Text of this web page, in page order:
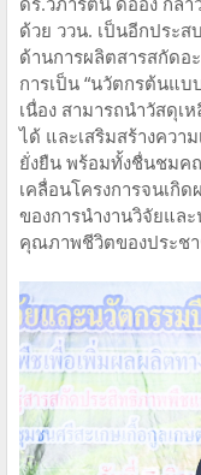
ด้วย ววน. เป็นอีกประส
ด้านการผลิตสารสกัดอ
การเป็น “นวัตกรต้นแ
เนื่อง สามารถนำวัสดุเ
ได้ และเสริมสร้างควา
ยั่งยืน พร้อมทั้งชื่นชมค
เคลื่อนโครงการจนเกิ
ของการนำงานวิจัยแล
คุณภาพชีวิตของประช